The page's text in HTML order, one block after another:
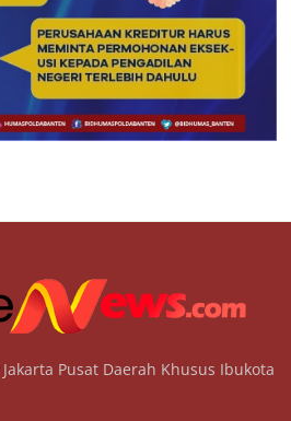
Pusat Daerah Khusus Ibukota